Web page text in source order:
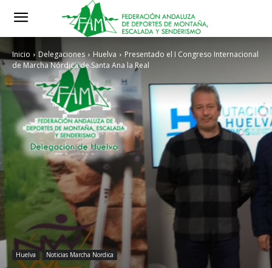
Inicio Delegaciones Huelva
Presentado el I Congreso Internacional
de Marcha Nórdica de Santa Ana la Real
Huelva Noticias Marcha Nordica